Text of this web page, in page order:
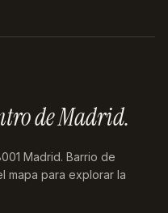
de Madrid.
Madrid. Barrio de
mapa para explorar la